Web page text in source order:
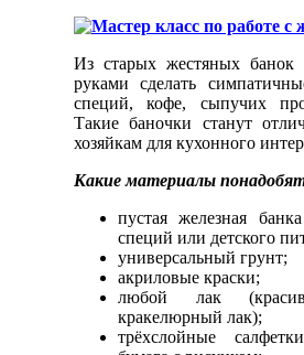
Из старых жестяных
руками сделать
специй, кофе, сыпучих
Такие баночки станут
хозяйкам для кухонного
Какие материалы
пустая железная
специй или детского
универсальный грунт;
акриловые краски;
любой лак
кракелюрный лак);
трёхслойные